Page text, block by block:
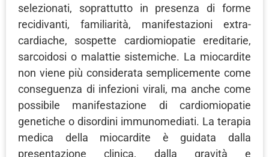
selezionati, soprattutto in presenza di forme
recidivanti, familiarità, manifestazioni extra-
cardiache, sospette cardiomiopatie ereditarie,
sarcoidosi o malattie sistemiche. La miocardite
non viene più considerata semplicemente come
conseguenza di infezioni virali, ma anche come
possibile manifestazione di cardiomiopatie
genetiche o disordini immunomediati. La terapia
medica della miocardite è guidata dalla
presentazione clinica, dalla gravità e